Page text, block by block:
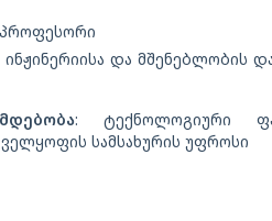
და მშენებლობის
: ტექნოლოგიური
სამსახურის უფროსი